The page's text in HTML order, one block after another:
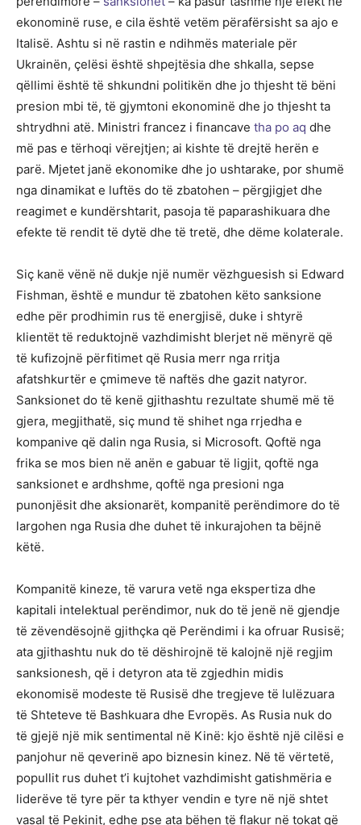
ekonominë ruse, e cila është vetëm përafërsisht sa ajo e
Italisë. Ashtu si në rastin e ndihmës materiale për
Ukrainën, çelësi është shpejtësia dhe shkalla, sepse
qëllimi është të shkundni politikën dhe jo thjesht të bëni
presion mbi të, të gjymtoni ekonominë dhe jo thjesht ta
shtrydhni atë. Ministri francez i financave tha po aq dhe
më pas e tërhoqi vërejtjen; ai kishte të drejtë herën e
parë. Mjetet janë ekonomike dhe jo ushtarake, por shumë
nga dinamikat e luftës do të zbatohen – përgjigjet dhe
reagimet e kundërshtarit, pasoja të paparashikuara dhe
efekte të rendit të dytë dhe të tretë, dhe dëme kolaterale.
Siç kanë vënë në dukje një numër vëzhguesish si Edward
Fishman, është e mundur të zbatohen këto sanksione
edhe për prodhimin rus të energjisë, duke i shtyrë
klientët të reduktojnë vazhdimisht blerjet në mënyrë që
të kufizojnë përfitimet që Rusia merr nga rritja
afatshkurtër e çmimeve të naftës dhe gazit natyror.
Sanksionet do të kenë gjithashtu rezultate shumë më të
gjera, megjithatë, siç mund të shihet nga rrjedha e
kompanive që dalin nga Rusia, si Microsoft. Qoftë nga
frika se mos bien në anën e gabuar të ligjit, qoftë nga
sanksionet e ardhshme, qoftë nga presioni nga
punonjësit dhe aksionarët, kompanitë perëndimore do të
largohen nga Rusia dhe duhet të inkurajohen ta bëjnë
këtë.
Kompanitë kineze, të varura vetë nga ekspertiza dhe
kapitali intelektual perëndimor, nuk do të jenë në gjendje
të zëvendësojnë gjithçka që Perëndimi i ka ofruar Rusisë;
ata gjithashtu nuk do të dëshirojnë të kalojnë një regjim
sanksionesh, që i detyron ata të zgjedhin midis
ekonomisë modeste të Rusisë dhe tregjeve të lulëzuara
të Shteteve të Bashkuara dhe Evropës. As Rusia nuk do
të gjejë një mik sentimental në Kinë: kjo është një cilësi e
panjohur në qeverinë apo biznesin kinez. Në të vërtetë,
popullit rus duhet t’i kujtohet vazhdimisht gatishmëria e
liderëve të tyre për ta kthyer vendin e tyre në një shtet
vasal të Pekinit, edhe pse ata bëhen të flakur në tokat që